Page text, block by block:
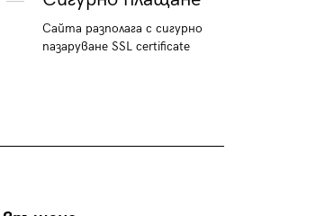
Сайта разполага с сигурно
пазаруване SSL certificate